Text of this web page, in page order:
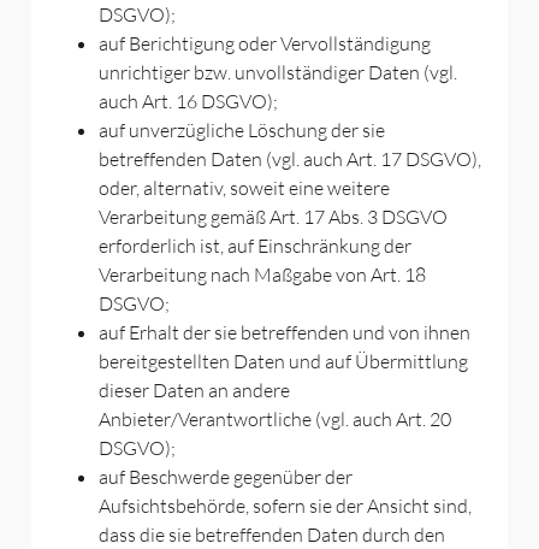
DSGVO);
auf Berichtigung oder Vervollständigung
unrichtiger bzw. unvollständiger Daten (vgl.
auch Art. 16 DSGVO);
auf unverzügliche Löschung der sie
betreffenden Daten (vgl. auch Art. 17 DSGVO),
oder, alternativ, soweit eine weitere
Verarbeitung gemäß Art. 17 Abs. 3 DSGVO
erforderlich ist, auf Einschränkung der
Verarbeitung nach Maßgabe von Art. 18
DSGVO;
auf Erhalt der sie betreffenden und von ihnen
bereitgestellten Daten und auf Übermittlung
dieser Daten an andere
Anbieter/Verantwortliche (vgl. auch Art. 20
DSGVO);
auf Beschwerde gegenüber der
Aufsichtsbehörde, sofern sie der Ansicht sind,
dass die sie betreffenden Daten durch den